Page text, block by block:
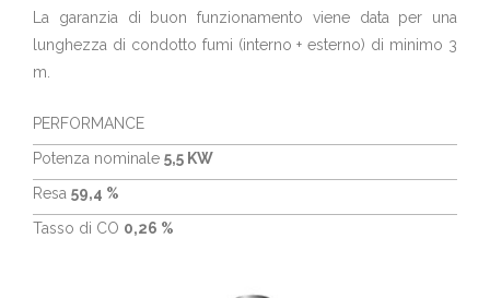
La garanzia di buon funzionamento viene data per una
lunghezza di condotto fumi (interno + esterno) di minimo 3
m.
PERFORMANCE
Potenza nominale 5,5 KW
Resa 59,4 %
Tasso di CO 0,26 %